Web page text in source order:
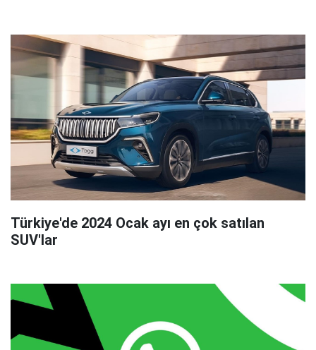
Türkiye'de 2024 Ocak ayı en çok satılan
SUV'lar